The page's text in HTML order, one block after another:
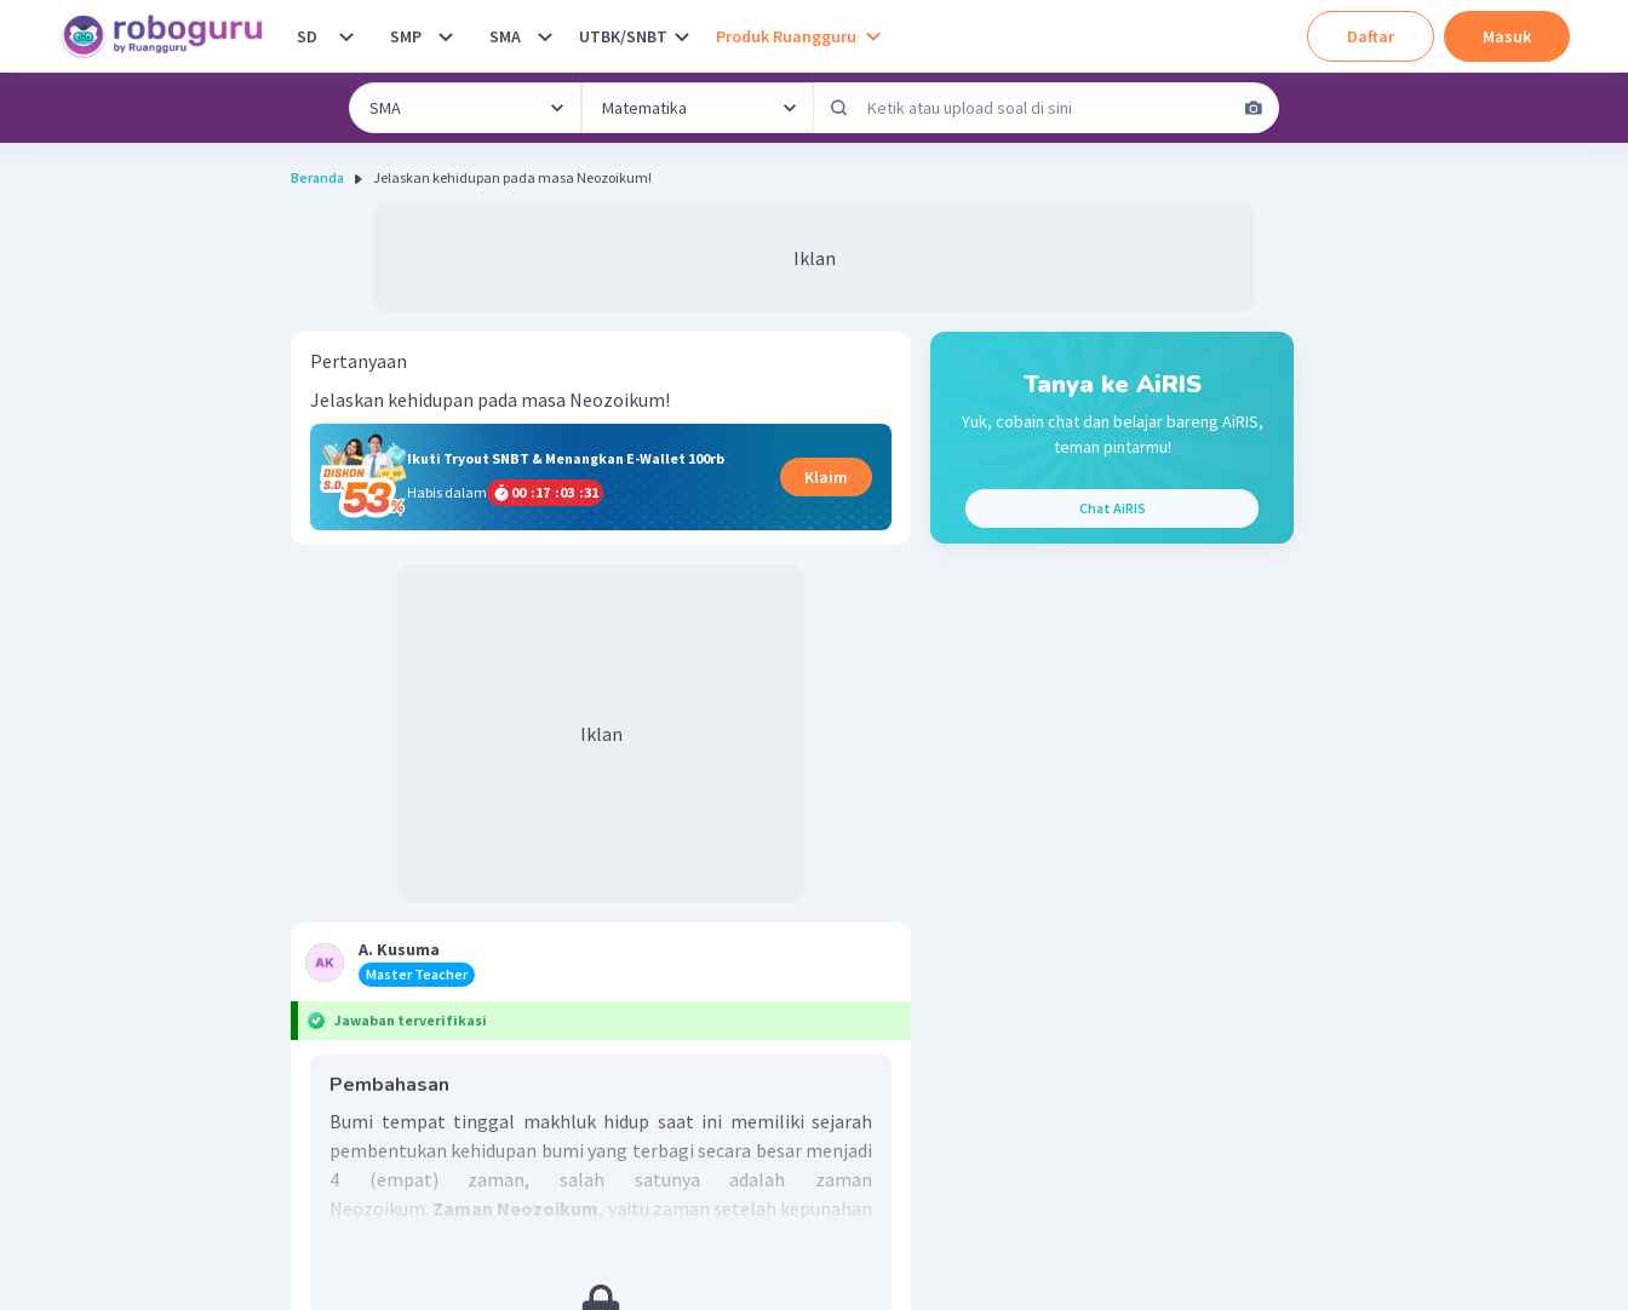
SD SMP SMA UTBK/SNBT Produk Ruangguru Daftar Masuk
Beranda Jelaskan kehidupan pada masa Neozoikum!
Iklan
Pertanyaan
Jelaskan kehidupan pada masa Neozoikum!
Ikuti Tryout SNBT & Menangkan E-Wallet 100rb
Habis dalam
00 :17 :03 :31
Klaim
Iklan
A. Kusuma
Master Teacher
Jawaban terverifikasi
Pembahasan
Bumi tempat tinggal makhluk hidup saat ini memiliki sejarah
pembentukan kehidupan bumi yang terbagi secara besar menjadi
4 (empat) zaman, salah satunya adalah zaman
Neozoikum. Zaman Neozoikum, yaitu zaman setelah kepunahan
ini dibagi menjadi dua, yaitu zaman tersier (zaman ketiga) dan
Tanya ke AiRIS
Yuk, cobain chat dan belajar bareng AiRIS,
teman pintarmu!
Chat AiRIS